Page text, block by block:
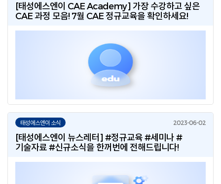
[태성에스엔이 CAE Academy] 가장 수강하고 싶은
CAE 과정 모음! 7월 CAE 정규교육을 확인하세요!
태성에스엔이 소식
[태성에스엔이 뉴스레터] #정규교육 #세미나 #
기술자료 #신규소식을 한꺼번에 전해드립니다!